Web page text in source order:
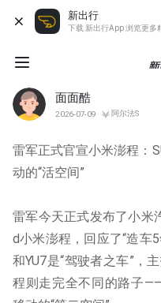
新出行
下载 新出行App 浏览更多
面面酷
2026-07-09 阿尔法S
雷军正式官宣小米澎程：
动的“活空间”
雷军今天正式发布了小米
d小米澎程，回应了“造车
和YU7是“驾驶者之车”，
程则走完全不同的路子